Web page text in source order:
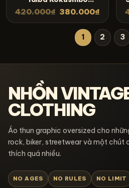
Crimson Eclipse – SPB9
420.000₫ 380.000₫
1 2 3
NHỒN
CLOTHING
Áo thun graphic oversized cho
rock, biker, streetwear và một chút
thích quá nhiều.
NO AGES NO RULES NO LIMIT